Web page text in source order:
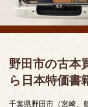
野田市の古本
ら日本特価書
千葉県野田市（宮崎、